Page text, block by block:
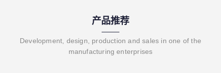
产品推荐
Development, design, production and sales in one of the
manufacturing enterprises